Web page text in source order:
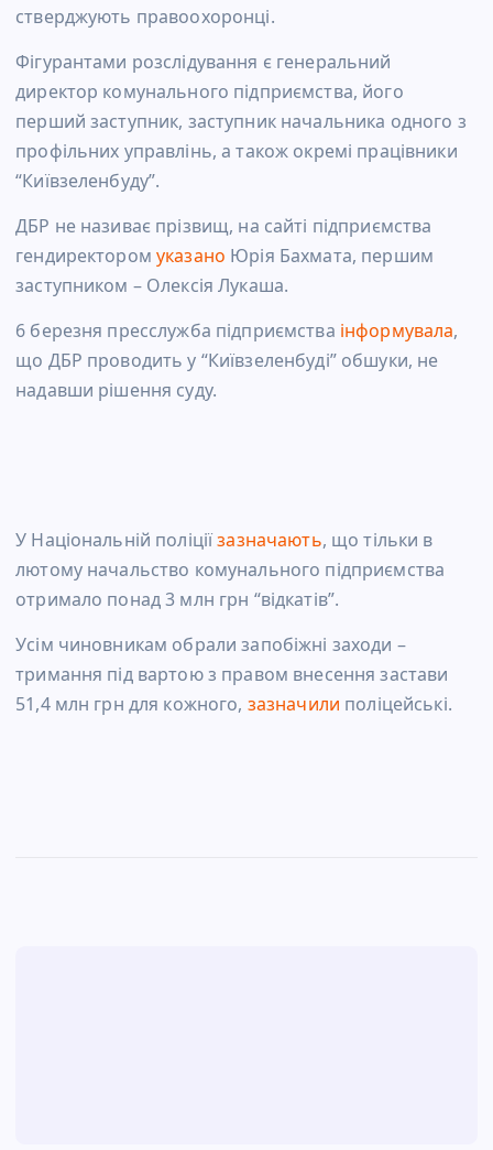
стверджують правоохоронці.
Фігурантами розслідування є генеральний
директор комунального підприємства, його
перший заступник, заступник начальника одного з
профільних управлінь, а також окремі працівники
“Київзеленбуду”.
ДБР не називає прізвищ, на сайті підприємства
гендиректоромуказано Юрія Бахмата, першим
заступником – Олексія Лукаша.
6 березня пресслужба підприємства інформувала,
що ДБР проводить у “Київзеленбуді” обшуки, не
надавши рішення суду.
У Національній поліціїзазначають, що тільки в
лютому начальство комунального підприємства
отримало понад 3 млн грн “відкатів”.
Усім чиновникам обрали запобіжні заходи –
тримання під вартою з правом внесення застави
51,4 млн грн для кожного, зазначили поліцейські.